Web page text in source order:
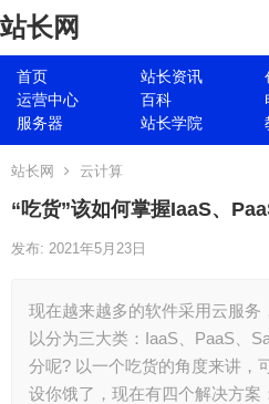
站长网
首页 站长资讯
运营中心
百科
服务器
站长学院
站长网 云计算
“吃货”该如何掌握IaaS、
发布: 2021年5月23日
现在越来越多的软件采用云服务
以分为三大类：IaaS、PaaS、
分呢? 以一个吃货的角度来讲，
设你饿了，现在有四个解决方案